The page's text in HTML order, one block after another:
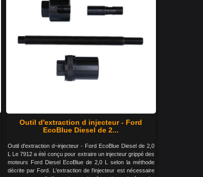
Outil d'extraction d injecteur - Ford
EcoBlue Diesel de 2...
Outil d'extraction d~injecteur - Ford EcoBlue Diesel de 2,0
L Le 7912 a été conçu pour extraire un injecteur grippé des
moteurs Ford Diesel EcoBlue de 2,0 L selon la méthode
décrite par Ford. L'extraction de l'injecteur est nécessaire